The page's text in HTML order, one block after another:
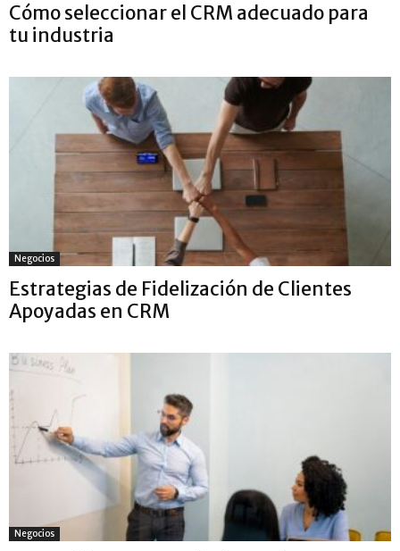
Cómo seleccionar el CRM adecuado para
tu industria
Negocios
Estrategias de Fidelización de Clientes
Apoyadas en CRM
Negocios